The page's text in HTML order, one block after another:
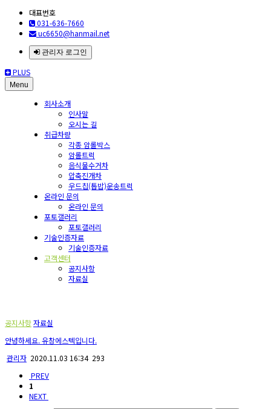
대표번호
031-636-7660
uc6650@hanmail.net
관리자 로그인
PLUS
Menu
회사소개
인사말
오시는 길
취급차량
각종 암롤박스
암롤트럭
음식물수거차
압축진개차
우드칩(톱밥)운송트럭
온라인 문의
온라인 문의
포토갤러리
포토갤러리
기술인증자료
기술인증자료
고객센터
공지사항
자료실
공지사항자료실
안녕하세요. 유창에스텍입니다.
관리자 2020.11.03 16:34 293
PREV
1
NEXT